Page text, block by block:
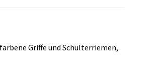
Griffe und Schulterriemen,